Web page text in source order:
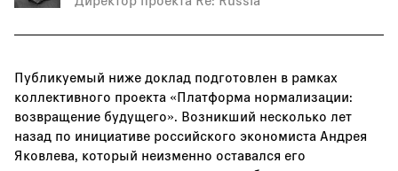
Публикуемый ниже доклад подготовлен в рамках
коллективного проекта «Платформа нормализации:
возвращение будущего». Возникший несколько лет
назад по инициативе российского экономиста Андрея
Яковлева, который неизменно оставался его